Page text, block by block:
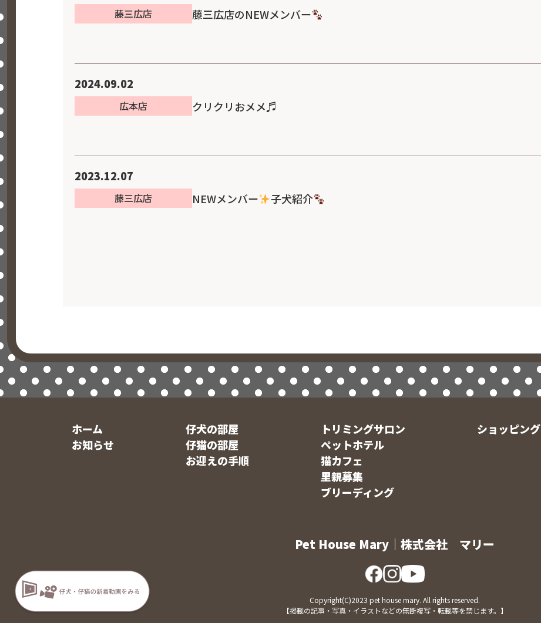
藤三広店 藤三広店のNEWメンバー
2024.09.02
広本店 クリクリおメメ♬
2023.12.07
藤三広店 NEWメンバー 子犬紹介
ホーム
お知らせ
仔犬の部屋
仔猫の部屋
お迎えの手順
トリミングサロン
ペットホテル
猫カフェ
里親募集
ブリーディング
ショッピング
Pet House Mary｜株式会社 マリー
Copyright(C)2023 pet house mary. All rights reserved.
【掲載の記事・写真・イラストなどの無断複写・転載等を禁じます。】